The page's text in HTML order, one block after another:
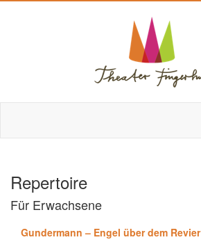
Repertoire
Für Erwachsene
Gundermann – Engel über dem Revier